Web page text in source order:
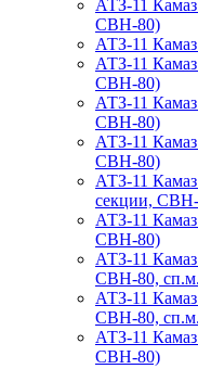
АТЗ-11 Камаз
СВН-80)
АТЗ-11
АТЗ-11
СВН-80)
АТЗ-11
СВН-80)
АТЗ-11
СВН-80)
АТЗ-11
секции,
АТЗ-11
СВН-80)
АТЗ-11
СВН-80,
АТЗ-11 Камаз
СВН-80,
АТЗ-11
СВН-80)